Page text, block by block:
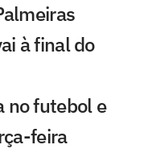
à final do
no futebol e
feira